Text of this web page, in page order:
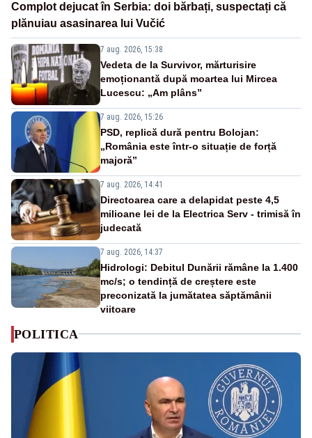
Complot dejucat în Serbia: doi bărbați, suspectați că
plănuiau asasinarea lui Vučić
7 aug. 2026, 15:38
Vedeta de la Survivor, mărturisire
emoționantă după moartea lui Mircea
Lucescu: „Am plâns”
7 aug. 2026, 15:26
PSD, replică dură pentru Bolojan:
„România este într-o situație de forță
majoră”
7 aug. 2026, 14:41
Directoarea care a delapidat peste 4,5
milioane lei de la Electrica Serv - trimisă în
judecată
7 aug. 2026, 14:37
Hidrologi: Debitul Dunării rămâne la 1.400
mc/s; o tendință de creștere este
preconizată la jumătatea săptămânii
viitoare
POLITICA